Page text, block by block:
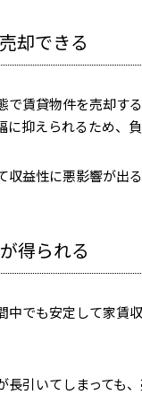
却できる
で賃貸物件を売却す
抑えられるため、負
収益性に悪影響が出
得られる
中でも安定して家賃
引いてしまっても